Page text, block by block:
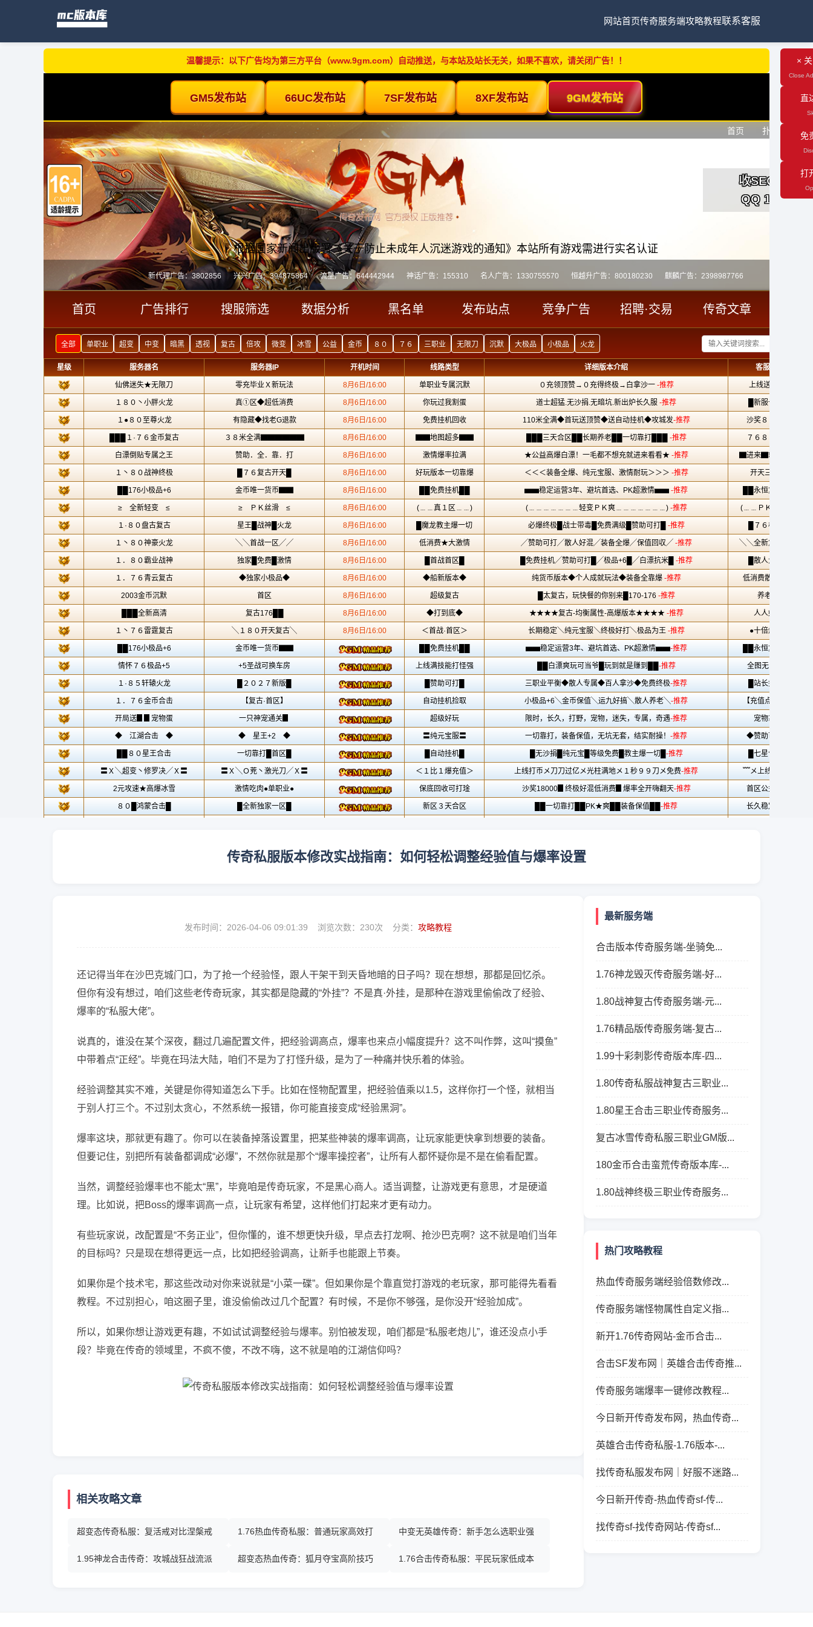
网站首页传奇服务端攻略教程联系客服
温馨提示：以下广告均为第三方平台（www.9gm.com）自动推送，与本站及站长无关，如果不喜欢，请关闭广告！！ ×
Close
直
免
打
传奇私服版本修改实战指南：如何轻松调整经验值与爆率设置
发布时间：2026-04-06 09:01:39 浏览次数： 230次 分类： 攻略教程
还记得当年在沙巴克城门口，为了抢一个经验怪，跟人干架干到天昏地暗的日子吗？现在想想，那都是回忆杀。
但你有没有想过，咱们这些老传奇玩家，其实都是隐藏的“外挂”？不是真·外挂，是那种在游戏里偷偷改了经验、
爆率的“私服大佬”。
说真的，谁没在某个深夜，翻过几遍配置文件，把经验调高点，爆率也来点小幅度提升？这不叫作弊，这叫“摸鱼”
中带着点“正经”。毕竟在玛法大陆，咱们不是为了打怪升级，是为了一种痛并快乐着的体验。
经验调整其实不难，关键是你得知道怎么下手。比如在怪物配置里，把经验值乘以1.5，这样你打一个怪，就相当
于别人打三个。不过别太贪心，不然系统一报错，你可能直接变成“经验黑洞”。
爆率这块，那就更有趣了。你可以在装备掉落设置里，把某些神装的爆率调高，让玩家能更快拿到想要的装备。
但要记住，别把所有装备都调成“必爆”，不然你就是那个“爆率操控者”，让所有人都怀疑你是不是在偷看配置。
当然，调整经验爆率也不能太“黑”，毕竟咱是传奇玩家，不是黑心商人。适当调整，让游戏更有意思，才是硬道
理。比如说，把Boss的爆率调高一点，让玩家有希望，这样他们打起来才更有动力。
有些玩家说，改配置是“不务正业”，但你懂的，谁不想更快升级，早点去打龙啊、抢沙巴克啊？这不就是咱们当年
的目标吗？只是现在想得更远一点，比如把经验调高，让新手也能跟上节奏。
如果你是个技术宅，那这些改动对你来说就是“小菜一碟”。但如果你是个靠直觉打游戏的老玩家，那可能得先看看
教程。不过别担心，咱这圈子里，谁没偷偷改过几个配置？有时候，不是你不够强，是你没开“经验加成”。
所以，如果你想让游戏更有趣，不如试试调整经验与爆率。别怕被发现，咱们都是“私服老炮儿”，谁还没点小手
段？毕竟在传奇的领域里，不疯不傻，不改不嗨，这不就是咱的江湖信仰吗？
相关攻略文章
超变态传奇私服：复活戒对比涅槃戒 1.76热血传奇私服：普通玩家高效打 中变无英雄传奇：新手怎么选职业强
1.95神龙合击传奇：攻城战狂战流派 超变态热血传奇：狐月夺宝高阶技巧 1.76合击传奇私服：平民玩家低成本
最新服务端
合击版本传奇服务端-坐骑免...
1.76神龙毁灭传奇服务端-好...
1.80战神复古传奇服务端-元...
1.76精品版传奇服务端-复古...
1.99十彩刺影传奇版本库-四...
1.80传奇私服战神复古三职业...
1.80星王合击三职业传奇服务...
复古冰雪传奇私服三职业GM版...
180金币合击蛮荒传奇版本库-...
1.80战神终极三职业传奇服务...
热门攻略教程
热血传奇服务端经验倍数修改...
传奇服务端怪物属性自定义指...
新开1.76传奇网站-金币合击...
合击SF发布网｜英雄合击传奇推...
传奇服务端爆率一键修改教程...
今日新开传奇发布网，热血传奇...
英雄合击传奇私服-1.76版本-...
找传奇私服发布网｜好服不迷路...
今日新开传奇-热血传奇sf-传...
找传奇sf-找传奇网站-传奇sf...